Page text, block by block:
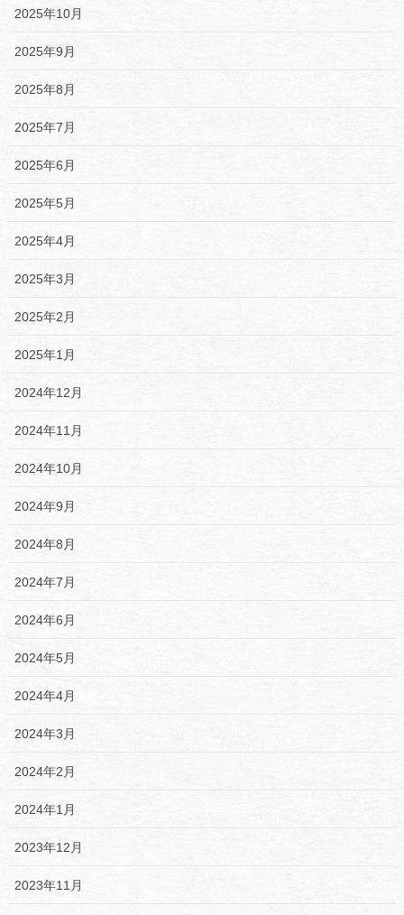
2025年10月
2025年9月
2025年8月
2025年7月
2025年6月
2025年5月
2025年4月
2025年3月
2025年2月
2025年1月
2024年12月
2024年11月
2024年10月
2024年9月
2024年8月
2024年7月
2024年6月
2024年5月
2024年4月
2024年3月
2024年2月
2024年1月
2023年12月
2023年11月